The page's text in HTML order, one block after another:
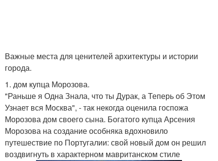
Важные места для ценителей архитектуры и истории
города.
1. дом купца Морозова.
"Раньше я Одна Знала, что ты Дурак, а Теперь об Этом
Узнает вся Москва", - так некогда оценила госпожа
Морозова дом своего сына. Богатого купца Арсения
Морозова на создание особняка вдохновило
путешествие по Португалии: свой новый дом он решил
воздвигнуть в характерном мавританском стиле